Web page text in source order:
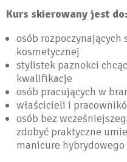
Kurs skierowany jest do:
osób rozpoczynających
kosmetycznej
stylistek paznokci
kwalifikacje
osób pracujących w
właścicieli i
osób bez
zdobyć praktyczne
manicure hybrydowego